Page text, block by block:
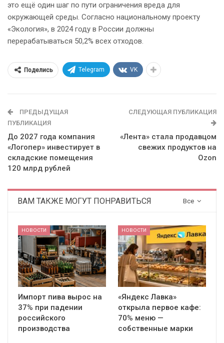
это ещё один шаг по пути ограничения вреда для
окружающей среды. Согласно национальному проекту
«Экология», в 2024 году в России должны
перерабатываться 50,2% всех отходов.
Поделись Telegram VK
ПРЕДЫДУЩАЯ
ПУБЛИКАЦИЯ
До 2027 года компания
«Логопер» инвестирует в
складские помещения
120 млрд рублей
СЛЕДУЮЩАЯ ПУБЛИКАЦИЯ
«Лента» стала продавцом
свежих продуктов на
Ozon
Все
ВАМ ТАКЖЕ МОГУТ ПОНРАВИТЬСЯ
НОВОСТИ
Импорт пива вырос на
37% при падении
российского
производства
НОВОСТИ
«Яндекс Лавка»
открыла первое кафе:
70% меню —
собственные марки